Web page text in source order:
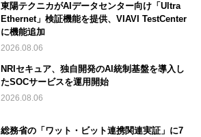
東陽テクニカがAIデータセンター向け「Ultra
Ethernet」検証機能を提供、VIAVI TestCenter
に機能追加
2026.08.06
NRIセキュア、独自開発のAI統制基盤を導入し
たSOCサービスを運用開始
2026.08.06
総務省の「ワット・ビット連携関連実証」に7